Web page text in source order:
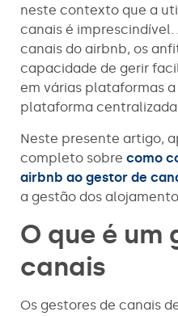
neste contexto que a
canais é
canais do airbnb, os
capacidade de gerir
em várias plataformas
plataforma
Neste presente artigo,
completo sobre como
airbnb ao gestor de
a gestão dos
O que é um
canais
Os gestores de canais